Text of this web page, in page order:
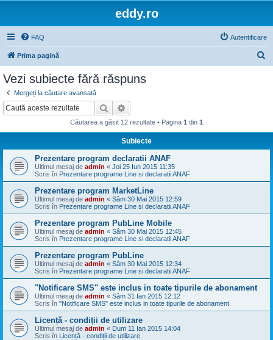
eddy.ro
FAQ Autentificare
Prima pagină
Vezi subiecte fără răspuns
Mergeți la căutare avansată
Căutare
Căutarea a găsit 12 rezultate • Pagina 1 din 1
Subiecte
Prezentare program declaratii ANAF
Ultimul mesaj de admin « Joi 25 Iun 2015 11:35
Scris în Prezentare programe Line si declaratii ANAF
Prezentare program MarketLine
Ultimul mesaj de admin « Sâm 30 Mai 2015 12:59
Scris în Prezentare programe Line si declaratii ANAF
Prezentare program PubLine Mobile
Ultimul mesaj de admin « Sâm 30 Mai 2015 12:45
Scris în Prezentare programe Line si declaratii ANAF
Prezentare program PubLine
Ultimul mesaj de admin « Sâm 30 Mai 2015 12:34
Scris în Prezentare programe Line si declaratii ANAF
"Notificare SMS" este inclus in toate tipurile de abonament
Ultimul mesaj de admin « Sâm 31 Ian 2015 12:12
Scris în "Notificare SMS" este inclus in toate tipurile de abonament
Licență - condiții de utilizare
Ultimul mesaj de admin « Dum 11 Ian 2015 14:04
Scris în Licență - condiții de utilizare